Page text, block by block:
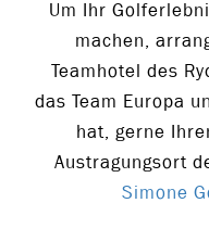
Um Ihr
machen,
Teamhotel des
das Team Europa
hat, gerne
Austragungsort
Simone